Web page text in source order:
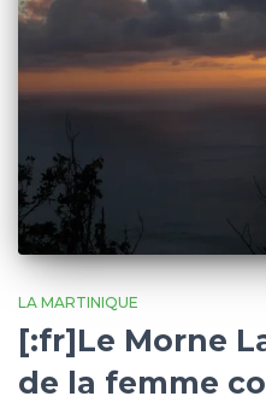
LA MARTINIQUE
[:fr]Le Morne
de la femme